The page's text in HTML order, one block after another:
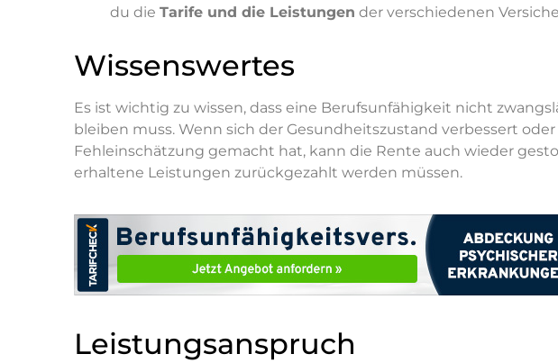
du die Tarife und die Leistungen der verschiedenen
Wissenswertes
Es ist wichtig zu wissen, dass eine Berufsunfähigkeit nicht
bleiben muss. Wenn sich der Gesundheitszustand verbessert
Fehleinschätzung gemacht hat, kann die Rente auch wieder
erhaltene Leistungen zurückgezahlt werden müssen.
Leistungsanspruch